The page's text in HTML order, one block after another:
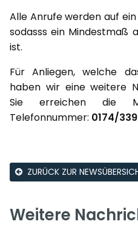
Alle Anrufe werden auf
sodasss ein Mindestmaß
ist.
Für Anliegen, welche
haben wir eine weitere
Sie erreichen die
Telefonnummer: 0174/
ZURÜCK ZUR
Weitere